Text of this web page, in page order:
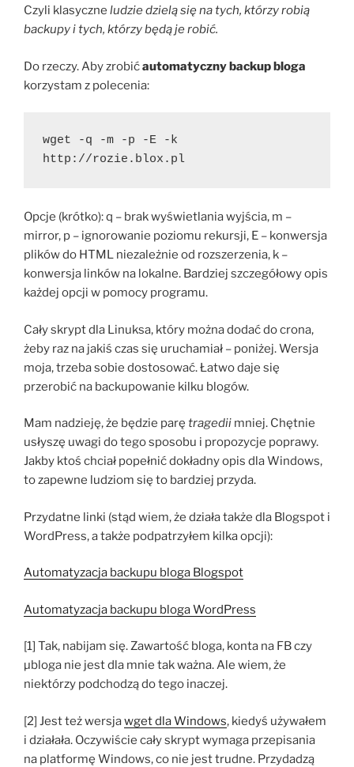
Czyli klasyczne ludzie dzielą się na tych, którzy robią
backupy i tych, którzy będą je robić.
Do rzeczy. Aby zrobićautomatyczny backup bloga
korzystam z polecenia:
wget -q -m -p -E -k
http://rozie.blox.pl
Opcje (krótko): q – brak wyświetlania wyjścia, m –
mirror, p – ignorowanie poziomu rekursji, E – konwersja
plików do HTML niezależnie od rozszerzenia, k –
konwersja linków na lokalne. Bardziej szczegółowy opis
każdej opcji w pomocy programu.
Cały skrypt dla Linuksa, który można dodać do crona,
żeby raz na jakiś czas się uruchamiał – poniżej. Wersja
moja, trzeba sobie dostosować. Łatwo daje się
przerobić na backupowanie kilku blogów.
Mam nadzieję, że będzie parę tragedii mniej. Chętnie
usłyszę uwagi do tego sposobu i propozycje poprawy.
Jakby ktoś chciał popełnić dokładny opis dla Windows,
to zapewne ludziom się to bardziej przyda.
Przydatne linki (stąd wiem, że działa także dla Blogspot i
WordPress, a także podpatrzyłem kilka opcji):
Automatyzacja backupu bloga Blogspot
Automatyzacja backupu bloga WordPress
[1] Tak, nabijam się. Zawartość bloga, konta na FB czy
µbloga nie jest dla mnie tak ważna. Ale wiem, że
niektórzy podchodzą do tego inaczej.
[2] Jest też wersjawget dla Windows, kiedyś używałem
i działała. Oczywiście cały skrypt wymaga przepisania
na platformę Windows, co nie jest trudne. Przydadzą